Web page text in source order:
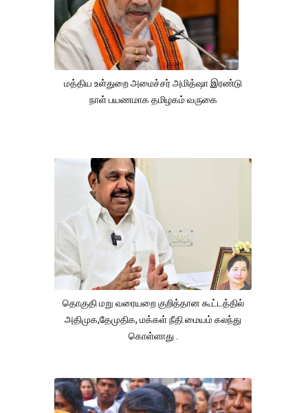
மத்திய உள்துறை அமைச்சர் அமித்ஷா இரண்டு
நாள் பயணமாக தமிழகம் வருகை
தொகுதி மறு வரையறை குறித்தான கூட்டத்தில்
அதிமுக,தேமுதிக, மக்கள் நீதி மையம் கலந்து
கொள்ளாது .